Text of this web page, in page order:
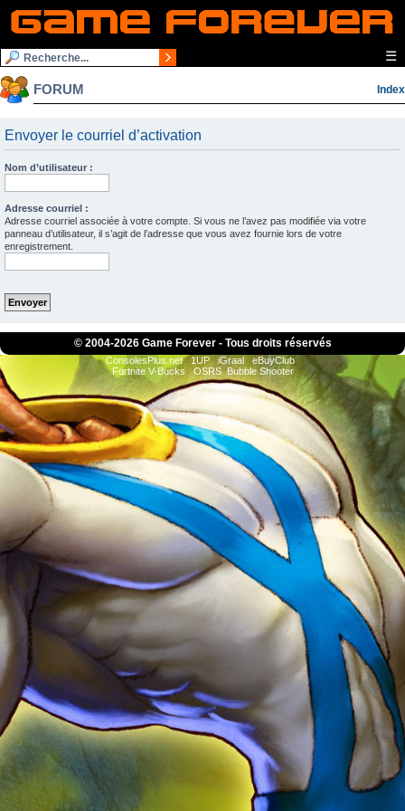
☰
FORUM Index
Envoyer le courriel d’activation
Nom d’utilisateur :
Adresse courriel :
Adresse courriel associée à votre compte. Si vous ne l’avez pas modifiée via votre
panneau d’utilisateur, il s’agit de l’adresse que vous avez fournie lors de votre
enregistrement.
© 2004-2026 Game Forever - Tous droits réservés
ConsolesPlus.net 1UP iGraal
eBuyClub
Fortnite V-Bucks
OSRS Bubble Shooter